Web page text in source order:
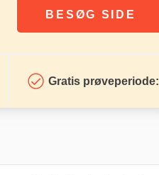
BESØG SIDE
Gratis prøveperiode: